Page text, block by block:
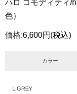
ハロ コモディティ/
色）
価格:6,600円 (税込)
カラー
L.GREY